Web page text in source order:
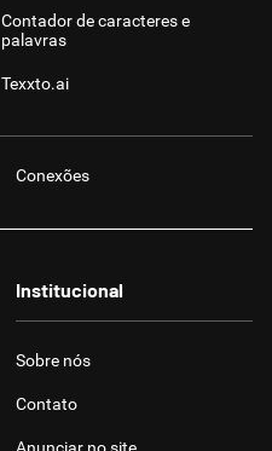
Contador de caracteres e
palavras
Texxto.ai
Conexões
Institucional
Sobre nós
Contato